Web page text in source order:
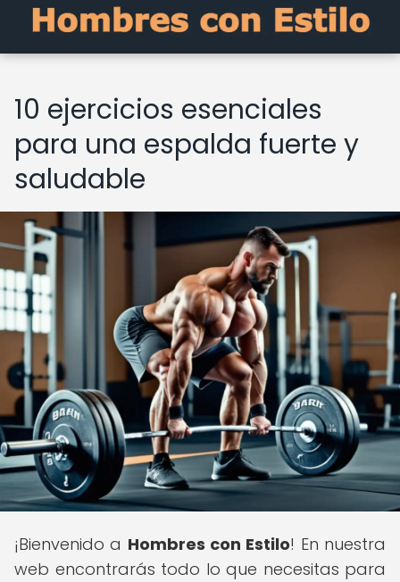
10 ejercicios esenciales
para una espalda fuerte y
saludable
¡Bienvenido a Hombres con Estilo! En nuestra
web encontrarás todo lo que necesitas para